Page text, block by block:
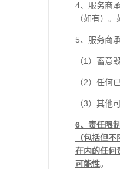
4、服务商
（如有）
5、服务商
（1 ）蓄意
（2）任何
（3）其他
6、责任限
（包括但
在内的任何
可能性。